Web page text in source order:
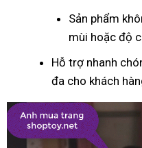
Sản phẩm
mùi hoặc độ
Hỗ trợ nhanh
đa cho khách